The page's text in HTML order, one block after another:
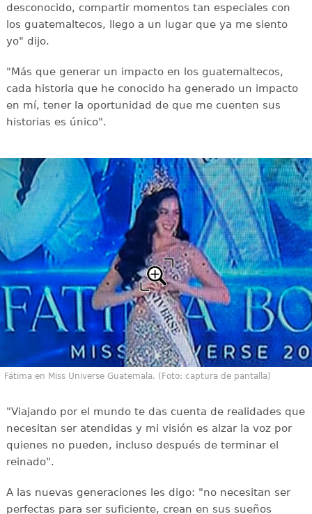
desconocido, compartir momentos tan especiales con
los guatemaltecos, llego a un lugar que ya me siento
yo" dijo.
"Más que generar un impacto en los guatemaltecos,
cada historia que he conocido ha generado un impacto
en mí, tener la oportunidad de que me cuenten sus
historias es único".
Fátima en Miss Universe Guatemala. (Foto: captura de pantalla)
"Viajando por el mundo te das cuenta de realidades que
necesitan ser atendidas y mi visión es alzar la voz por
quienes no pueden, incluso después de terminar el
reinado".
A las nuevas generaciones les digo: "no necesitan ser
perfectas para ser suficiente, crean en sus sueños